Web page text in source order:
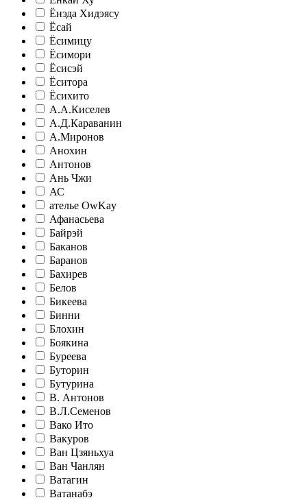
Ёнэда Хидэясу
Ёсай
Ёсимицу
Ёсимори
Ёсисэй
Ёситора
Ёсихито
А.А.Киселев
А.Д.Караванин
А.Миронов
Анохин
Антонов
Ань Чжи
АС
ателье ‎OwKay
Афанасьева
Байрэй
Баканов
Баранов
Бахирев
Белов
Бикеева
Бинни
Блохин
Боякина
Буреева
Буторин
Бутурина
В. Антонов
В.Л.Семенов
Вако Ито
Вакуров
Ван Цзяньхуа
Ван Чанлян
Ватагин
Ватанабэ